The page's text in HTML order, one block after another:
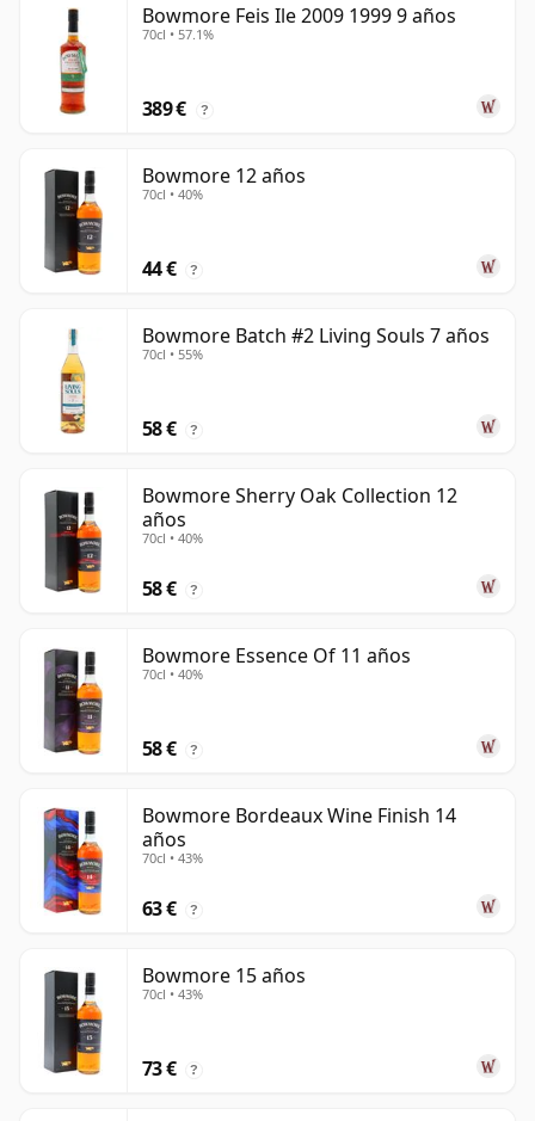
Bowmore Feis Ile 2009 1999 9 años
70cl • 57.1%
389 € ?
Bowmore 12 años
70cl • 40%
44 € ?
Bowmore Batch #2 Living Souls 7 años
70cl • 55%
58 € ?
Bowmore Sherry Oak Collection 12
años
70cl • 40%
58 € ?
Bowmore Essence Of 11 años
70cl • 40%
58 € ?
Bowmore Bordeaux Wine Finish 14
años
70cl • 43%
63 € ?
Bowmore 15 años
70cl • 43%
73 € ?